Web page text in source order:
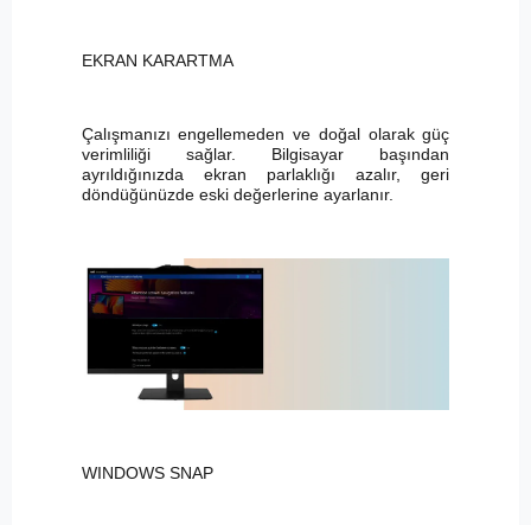
EKRAN KARARTMA
Çalışmanızı engellemeden ve doğal olarak güç
verimliliği sağlar. Bilgisayar başından
ayrıldığınızda ekran parlaklığı azalır, geri
döndüğünüzde eski değerlerine ayarlanır.
WINDOWS SNAP